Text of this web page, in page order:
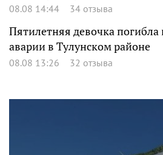
08.08 14:44 34 отзыва
Пятилетняя девочка погибла
аварии в Тулунском районе
08.08 13:26 32 отзыва